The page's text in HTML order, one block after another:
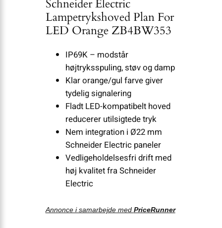
Schneider Electric
Lampetrykshoved Plan For
LED Orange ZB4BW353
IP69K – modstår
højtryksspuling, støv og damp
Klar orange/gul farve giver
tydelig signalering
Fladt LED-kompatibelt hoved
reducerer utilsigtede tryk
Nem integration i Ø22 mm
Schneider Electric paneler
Vedligeholdelsesfri drift med
høj kvalitet fra Schneider
Electric
Annonce i samarbejde med PriceRunner